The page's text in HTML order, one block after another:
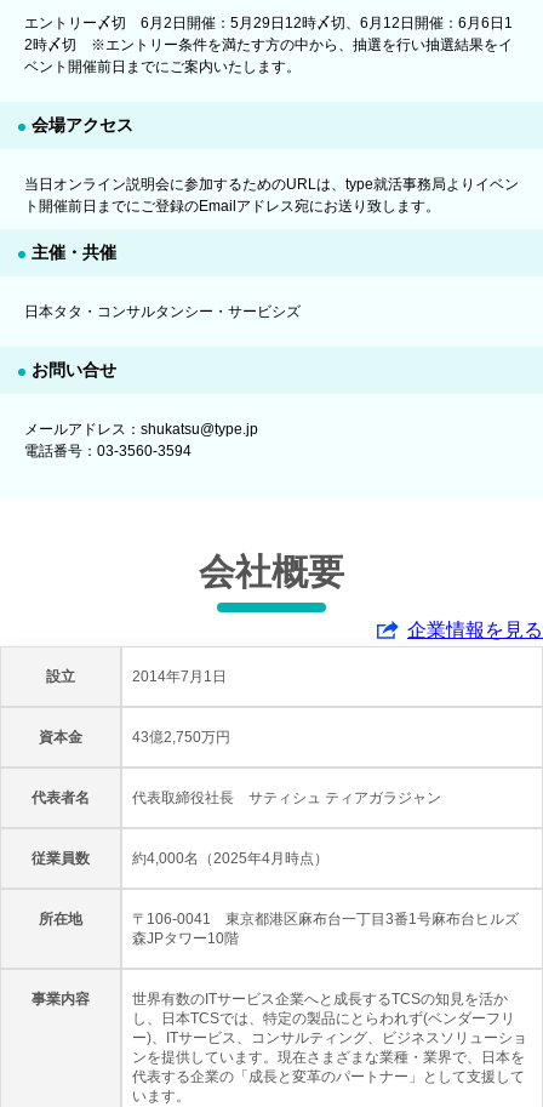
エントリー〆切 6月2日開催：5月29日12時〆切、6月12日開催：6月6日1
2時〆切 ※エントリー条件を満たす方の中から、抽選を行い抽選結果をイ
ベント開催前日までにご案内いたします。
会場アクセス
当日オンライン説明会に参加するためのURLは、type就活事務局よりイベン
ト開催前日までにご登録のEmailアドレス宛にお送り致します。
主催・共催
日本タタ・コンサルタンシー・サービシズ
お問い合せ
メールアドレス：shukatsu@type.jp
電話番号：03-3560-3594
会社概要
企業情報を見る
設立 2014年7月1日
資本金 43億2,750万円
代表者名 代表取締役社長 サティシュ ティアガラジャン
従業員数 約4,000名（2025年4月時点）
所在地
〒106-0041 東京都港区麻布台一丁目3番1号麻布台ヒルズ
森JPタワー10階
事業内容
世界有数のITサービス企業へと成長するTCSの知見を活か
し、日本TCSでは、特定の製品にとらわれず(ベンダーフリ
ー)、ITサービス、コンサルティング、ビジネスソリューショ
ンを提供しています。現在さまざまな業種・業界で、日本を
代表する企業の「成長と変革のパートナー」として支援して
います。